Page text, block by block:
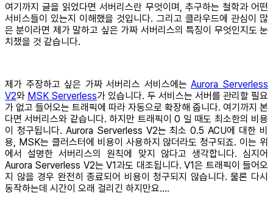
여기까지 글을 읽었다면 서버리스란 무엇이며, 추구하는 철학과 어떤
서비스들이 있는지 이해했을 것입니다. 그리고 클라우드에 관심이 많
은 분이라면 제가 말하고 싶은 가짜 서버리스의 특징이 무엇인지도 눈
치챘을 것 같습니다.
제가 주장하고 싶은 가짜 서버리스 서비스에는Aurora Serverless
V2와 MSK Serverless가 있습니다. 두 서비스는 서버를 관리할 필요
가 없고 들어오는 트래픽에 따라 자동으로 확장해 줍니다. 여기까지 본
다면 서버리스와 같습니다. 하지만 트래픽이 0 일 때도 최소한의 비용
이 청구됩니다. Aurora Serverless V2는 최소 0.5 ACU에 대한 비
용, MSK는 클러스터에 비용이 사용하지 않더라도 청구되죠. 이는 위
에서 설명한 서버리스의 원칙에 맞지 않다고 생각합니다. 심지어
Aurora Serverless V2는 V1과도 대조됩니다. V1은 트래픽이 들어오
지 않을 경우 완전히 종료되어 비용이 청구되지 않습니다. 물론 다시
동작하는데 시간이 오래 걸리긴 하지만요….